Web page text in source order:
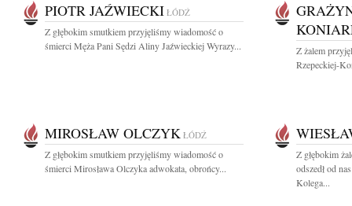
PIOTR JAŹWIECKI ŁÓDŹ
Z głębokim smutkiem przyjęliśmy wiadomość o
śmierci Męża Pani Sędzi Aliny Jaźwieckiej Wyrazy...
Z żalem
Rzepeckiej-
MIROSŁAW OLCZYK ŁÓDŹ
Z głębokim smutkiem przyjęliśmy wiadomość o
śmierci Mirosława Olczyka adwokata, obrońcy...
Z głębokim
odszedł od
Kolega...